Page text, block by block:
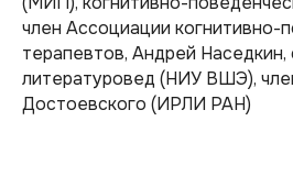
член Ассоциации когнитивно-
терапевтов, Андрей Наседкин,
литературовед (НИУ ВШЭ),
Достоевского (ИРЛИ РАН)